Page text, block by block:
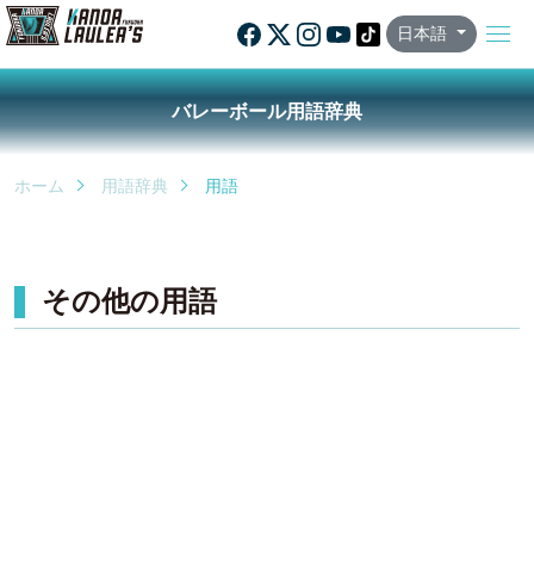
日本語
バレーボール用語辞典
ホーム 用語辞典 用語
その他の用語